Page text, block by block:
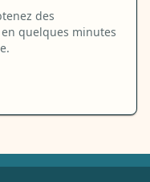
des
quelques minutes